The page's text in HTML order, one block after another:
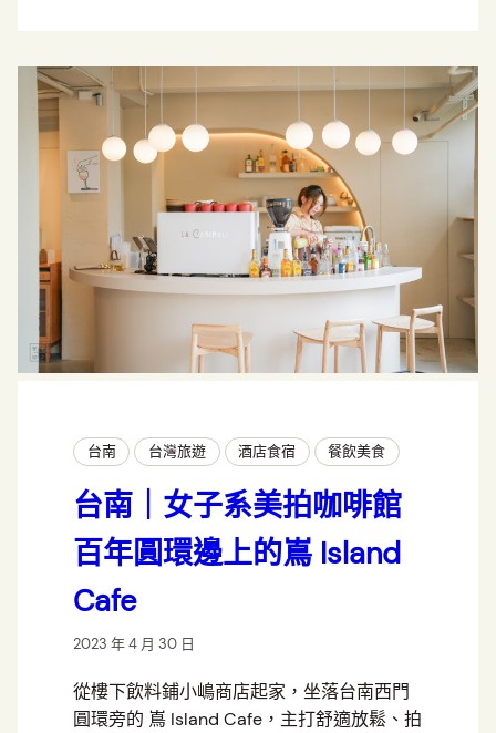
台南 台灣旅遊 酒店食宿 餐飲美食
台南｜女子系美拍咖啡館
百年圓環邊上的嶌 Island
Cafe
2023 年 4 月 30 日
從樓下飲料鋪小嶋商店起家，坐落台南西門
圓環旁的 嶌 Island Cafe，主打舒適放鬆、拍